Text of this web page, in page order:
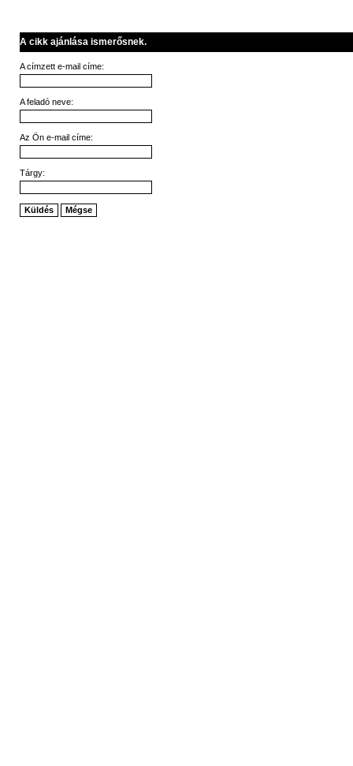
A cikk ajánlása ismerősnek.
A címzett e-mail címe:
A feladó neve:
Az Ön e-mail címe:
Tárgy:
Küldés Mégse